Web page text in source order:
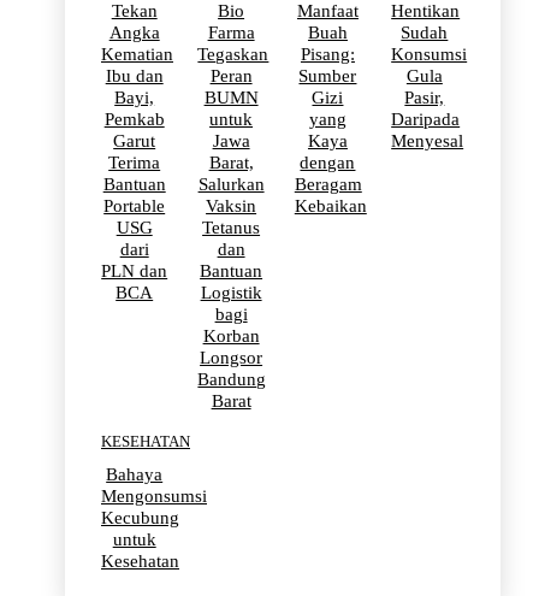
Tekan
Angka
Kematian
Ibu dan
Bayi,
Pemkab
Garut
Terima
Bantuan
Portable
USG
dari
PLN dan
BCA
Bio
Farma
Tegaskan
Peran
BUMN
untuk
Jawa
Barat,
Salurkan
Vaksin
Tetanus
dan
Bantuan
Logistik
bagi
Korban
Longsor
Bandung
Barat
Manfaat
Buah
Pisang:
Sumber
Gizi
yang
Kaya
dengan
Beragam
Kebaikan
Hentikan
Sudah
Konsumsi
Gula
Pasir,
Daripada
Menyesal
KESEHATAN
Bahaya
Mengonsumsi
Kecubung
untuk
Kesehatan